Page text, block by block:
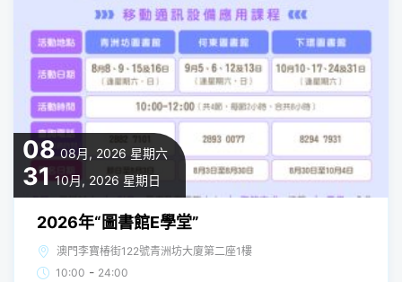
08 08月, 2026 星期六
31 10月, 2026 星期日
2026年“圖書館E學堂”
澳門李寶椿街122號青洲坊大廈第二座1樓
10:00 - 24:00